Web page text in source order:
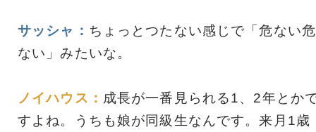
サッシャ： ちょっとつたない感じで「危ない危
ない」みたいな。
ノイハウス： 成長が一番見られる1、2年とか
すよね。うちも娘が同級生なんです。来月1歳